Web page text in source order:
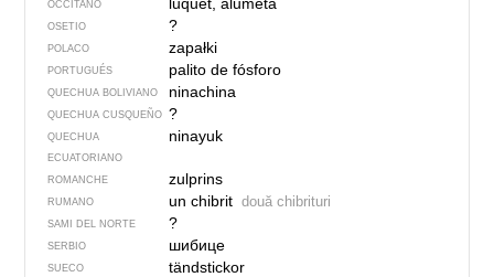
OCCITANO
OSETIO ?
POLACO zapałki
PORTUGUÉS palito de fósforo
QUECHUA BOLIVIANO ninachina
QUECHUA CUSQUEÑO ?
QUECHUA
ECUATORIANO
ninayuk
ROMANCHE zulprins
RUMANO un chibrit două chibrituri
SAMI DEL NORTE ?
SERBIO шибице
SUECO tändstickor